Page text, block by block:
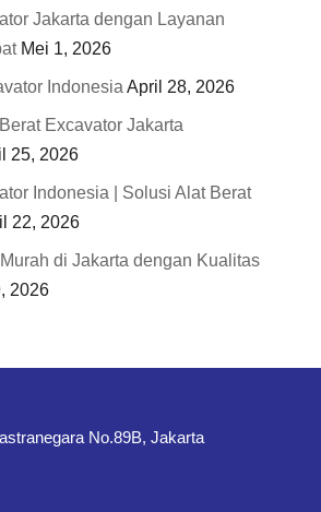
Jakarta dengan Layanan
Mei 1, 2026
Indonesia April 28, 2026
Excavator Jakarta
25, 2026
Indonesia | Solusi Alat Berat
22, 2026
di Jakarta dengan Kualitas
2026
No.89B, Jakarta